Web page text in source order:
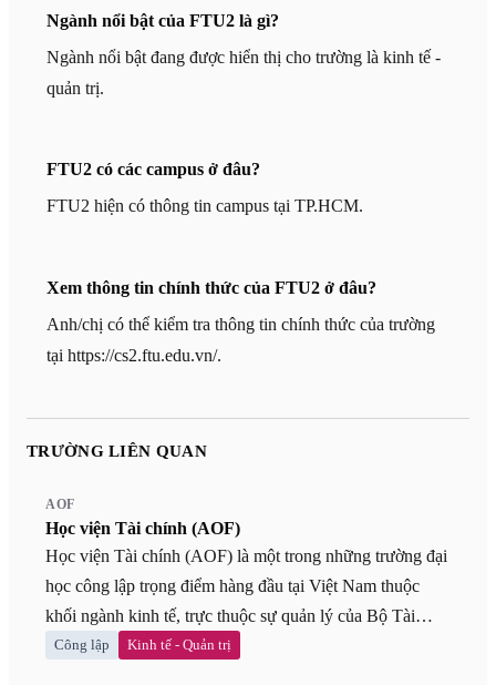
Ngành nổi bật của FTU2 là gì?
Ngành nổi bật đang được hiển thị cho trường là kinh tế -
quản trị.
FTU2 có các campus ở đâu?
FTU2 hiện có thông tin campus tại TP.HCM.
Xem thông tin chính thức của FTU2 ở đâu?
Anh/chị có thể kiểm tra thông tin chính thức của trường
tại https://cs2.ftu.edu.vn/.
TRƯỜNG LIÊN QUAN
AOF
Học viện Tài chính (AOF)
Học viện Tài chính (AOF) là một trong những trường đại
học công lập trọng điểm hàng đầu tại Việt Nam thuộc
khối ngành kinh tế, trực thuộc sự quản lý của Bộ Tài
chính. Trải qua hơn 60 năm xây dựng và phát triển, AOF
Công lập Kinh tế - Quản trị